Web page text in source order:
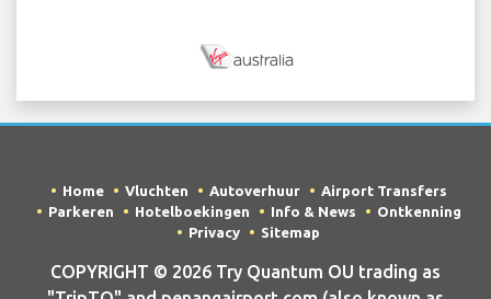
Home Vluchten Autoverhuur
Airport Transfers
Parkeren
Hotelboekingen Info & News
Ontkenning
Privacy
Sitemap
COPYRIGHT © 2026 Try Quantum OU trading as